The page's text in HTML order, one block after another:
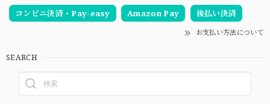
コンビニ決済・Pay-easy Amazon Pay 後払い決済
お支払い方法について
SEARCH